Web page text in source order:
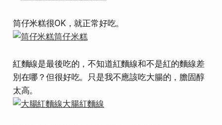
筒仔米糕很OK，就正常好吃。
紅麵線是最後吃的，不知道紅麵線和不是紅的麵線差
別在哪？但很好吃。只是我不應該吃大腸的，膽固醇
太高。